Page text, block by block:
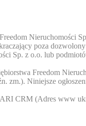
poza
Sp. z o.o. lub
Freedom
zm.). Niniejsze
CRM (Adres www